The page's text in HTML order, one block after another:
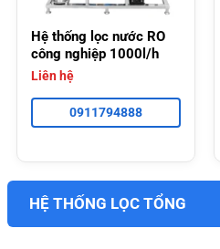
Hệ thống lọc nước RO
công nghiệp 1000l/h
Liên hệ
0911794888
HỆ THỐNG LỌC TỔNG